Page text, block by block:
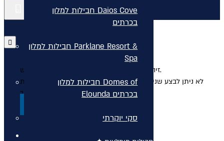
חבילות למלון Daios Cove
בכרתים
חבילות למלון Parklane Resort &
Spa
חבילות למלון Domes of
Elounda בכרתים
סקי יוקרתי
קישורים נוספים
זיהינו שהמשכתם את התהליך באתר בחלון חדש.
לא ניתן לבצע שני תהליכים מקבילים בשני חלונות. אנא סגרו את
החלון בכדי להמשיך בתהליך.